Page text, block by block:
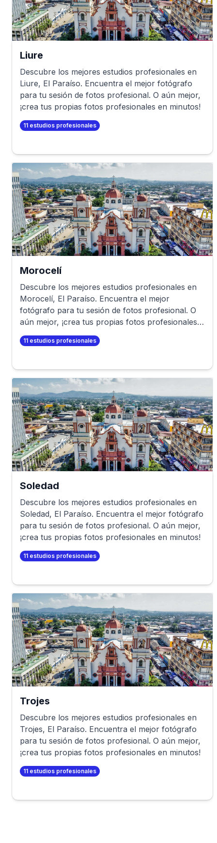
Liure
Descubre los mejores estudios profesionales en
Liure, El Paraíso. Encuentra el mejor fotógrafo
para tu sesión de fotos profesional. O aún mejor,
¡crea tus propias fotos profesionales en minutos!
11 estudios profesionales
Morocelí
Descubre los mejores estudios profesionales en
Morocelí, El Paraíso. Encuentra el mejor
fotógrafo para tu sesión de fotos profesional. O
aún mejor, ¡crea tus propias fotos profesionales
en minutos!
11 estudios profesionales
Soledad
Descubre los mejores estudios profesionales en
Soledad, El Paraíso. Encuentra el mejor fotógrafo
para tu sesión de fotos profesional. O aún mejor,
¡crea tus propias fotos profesionales en minutos!
11 estudios profesionales
Trojes
Descubre los mejores estudios profesionales en
Trojes, El Paraíso. Encuentra el mejor fotógrafo
para tu sesión de fotos profesional. O aún mejor,
¡crea tus propias fotos profesionales en minutos!
11 estudios profesionales